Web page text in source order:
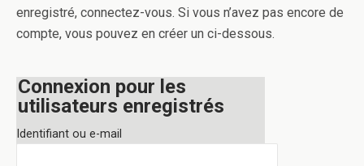
enregistré, connectez-vous. Si vous n’avez pas encore de
compte, vous pouvez en créer un ci-dessous.
Connexion pour les
utilisateurs enregistrés
Identifiant ou e-mail